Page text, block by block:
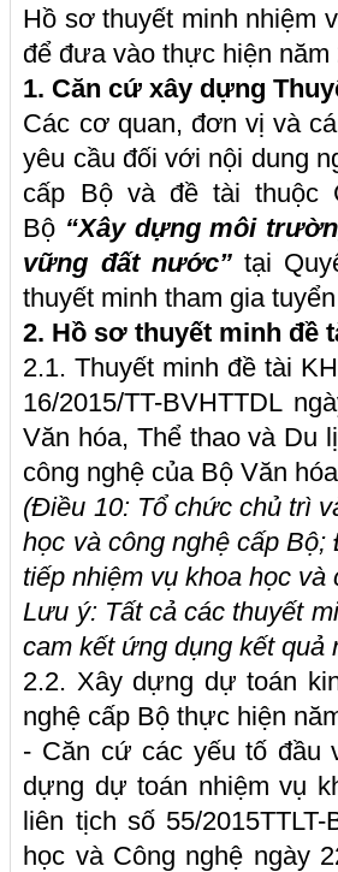
Hồ sơ thuyết minh nhiệm
để đưa vào thực hiện
1. Căn cứ xây dựng
Các cơ quan, đơn vị và
yêu cầu đối với nội dung
cấp Bộ và đề tài thuộc
Bộ “Xây dựng môi
vững đất nước”tại
thuyết minh tham gia
2. Hồ sơ thuyết minh đề
2.1. Thuyết minh đề tài
16/2015/TT-BVHTTDL
Văn hóa, Thể thao và Du
công nghệ của Bộ Văn
(Điều 10: Tổ chức chủ trì
học và công nghệ cấp
tiếp nhiệm vụ khoa học và
Lưu ý: Tất cả các thuyết
cam kết ứng dụng kết quả
2.2. Xây dựng dự toán
nghệ cấp Bộ thực hiện
- Căn cứ các yếu tố đầu
dựng dự toán nhiệm vụ
liên tịch số 55/
học và Công nghệ ngày